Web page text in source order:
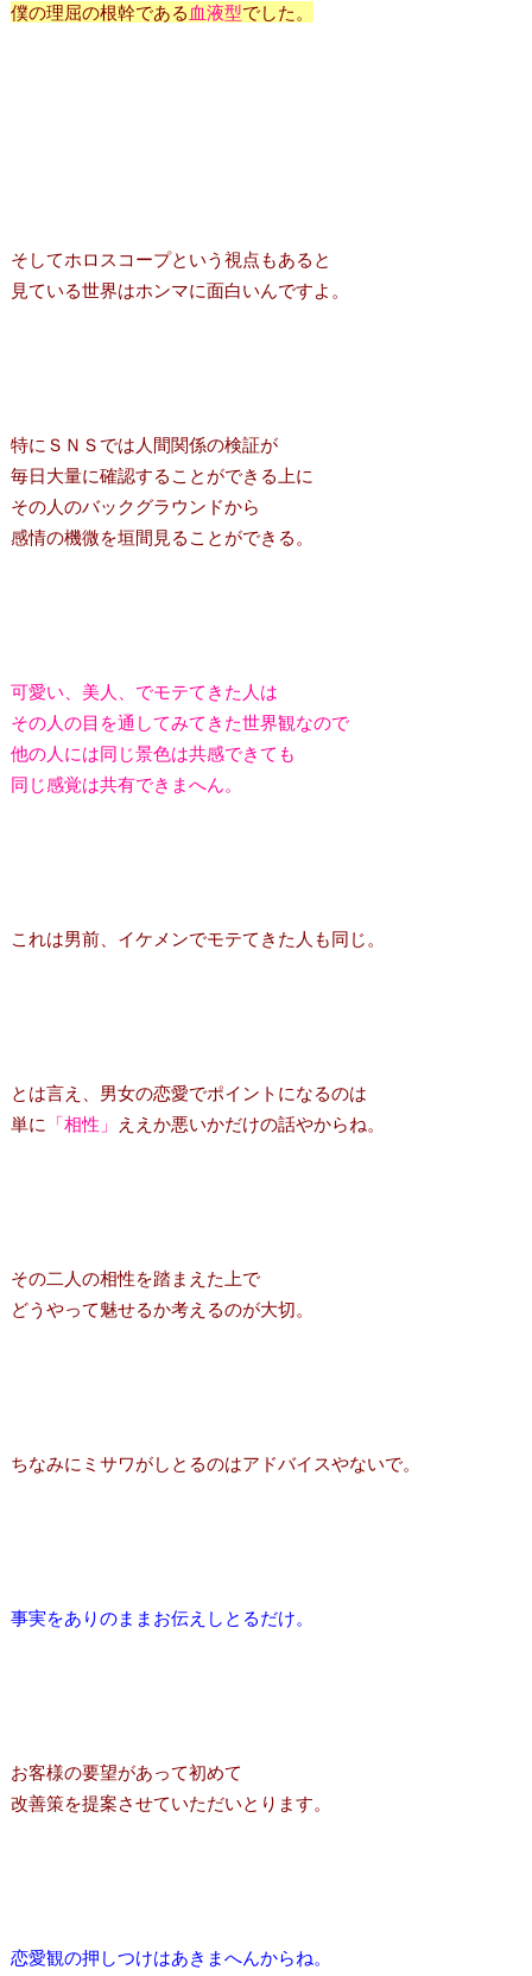
僕の理屈の根幹である 血液型でした。
そしてホロスコープという視点もあると
見ている世界はホンマに面白いんですよ。
特にＳＮＳでは人間関係の検証が
毎日大量に確認することができる上に
その人のバックグラウンドから
感情の機微を垣間見ることができる。
可愛い、美人、でモテてきた人は
その人の目を通してみてきた世界観なので
他の人には同じ景色は共感できても
同じ感覚は共有できまへん。
これは男前、イケメンでモテてきた人も同じ。
とは言え、男女の恋愛でポイントになるのは
単に
「相性」 ええか悪いかだけの話やからね。
その二人の相性を踏まえた上で
どうやって魅せるか考えるのが大切。
ちなみにミサワがしとるのはアドバイスやないで。
事実をありのままお伝えしとるだけ。
お客様の要望があって初めて
改善策を提案させていただいとります。
恋愛観の押しつけはあきまへんからね。